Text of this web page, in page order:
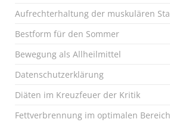
Aufrechterhaltung der muskulären
Bestform für den Sommer
Bewegung als Allheilmittel
Datenschutzerklärung
Diäten im Kreuzfeuer der Kritik
Fettverbrennung im optimalen Bereich